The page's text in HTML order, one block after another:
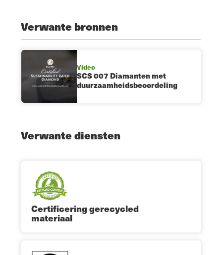
Verwante bronnen
Video
SCS 007 Diamanten met
duurzaamheidsbeoordeling
Verwante diensten
Certificering gerecycled
materiaal